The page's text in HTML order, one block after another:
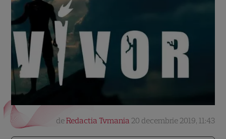
deRedactia Tvmania 20 decembrie 2019, 11:43